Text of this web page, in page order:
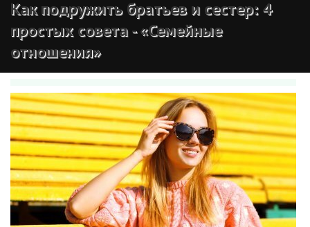
Как подружить братьев и сестер: 4
простых совета - «Семейные
отношения»